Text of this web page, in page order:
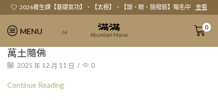
2026養生課【基礎氣功】、【太極】、【頭、眼、臉撥筋】報名中 查看
MENU 𝓜
0
萬土隨佛
2025 年 12 月 11 日 / 0
Continue Reading